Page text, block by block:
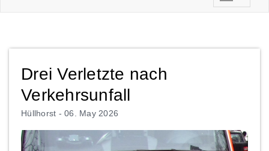
Drei Verletzte nach
Verkehrsunfall
Hüllhorst - 06. May 2026